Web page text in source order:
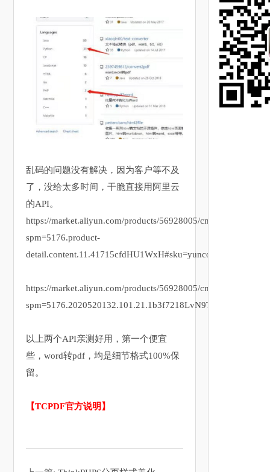
乱码的问题没有解决，因为客户等不及
了，没给太多时间，干脆直接用阿里云
的API。
https://market.aliyun.com/products/56928005/
spm=5176.product-
detail.content.11.41715cfdHU1WxH#sku=yuncode3856400005
https://market.aliyun.com/products/56928005/
spm=5176.2020520132.101.21.1b3f7218LvN9T2
以上两个API亲测好用，第一个便宜
些，word转pdf，均是细节格式100%保
留。
【TCPDF官方说明】